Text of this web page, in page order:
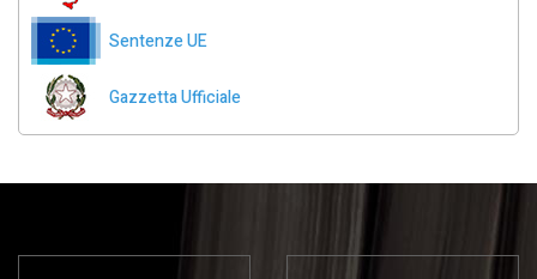
Sentenze UE
Gazzetta Ufficiale